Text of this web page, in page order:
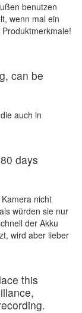
benutzen
wenn mal ein
can be
auch in
days
nicht
würden sie nur
der Akku
wird aber lieber
this